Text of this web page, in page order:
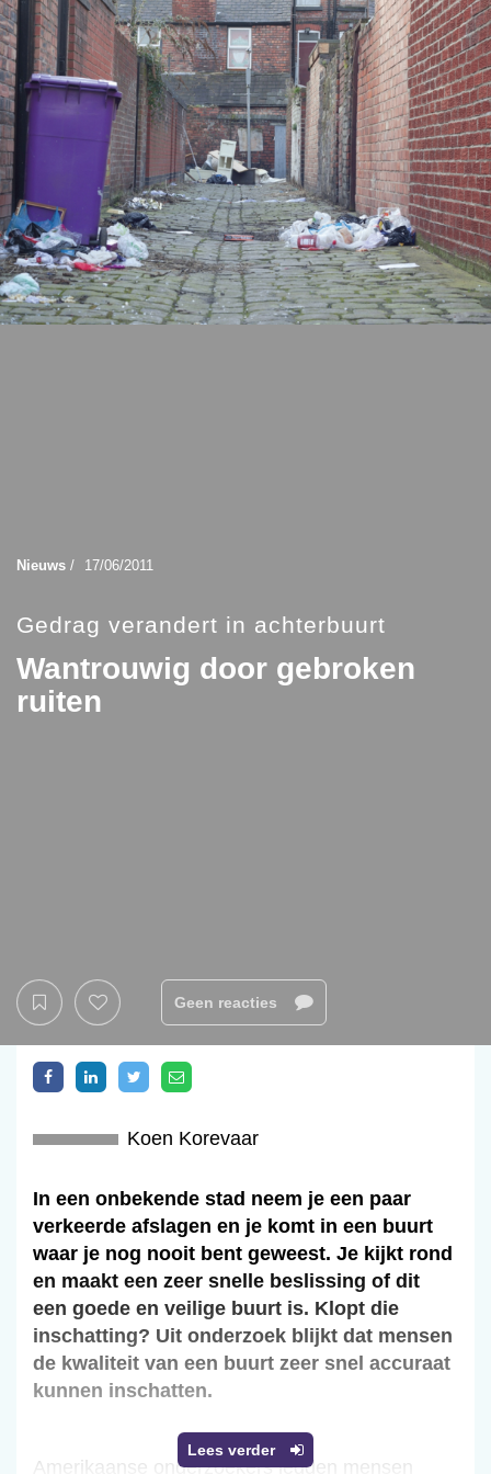
Nieuws / 17/06/2011
Gedrag verandert in achterbuurt
Wantrouwig door gebroken
ruiten
Geen reacties
Lees verder
Koen Korevaar
In een onbekende stad neem je een paar
verkeerde afslagen en je komt in een buurt
waar je nog nooit bent geweest. Je kijkt rond
en maakt een zeer snelle beslissing of dit
een goede en veilige buurt is. Klopt die
inschatting? Uit onderzoek blijkt dat mensen
de kwaliteit van een buurt zeer snel accuraat
kunnen inschatten.
Amerikaanse onderzoekers legden mensen